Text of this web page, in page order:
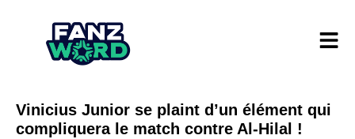
Vinicius Junior se plaint d’un élément qui
compliquera le match contre Al-Hilal !